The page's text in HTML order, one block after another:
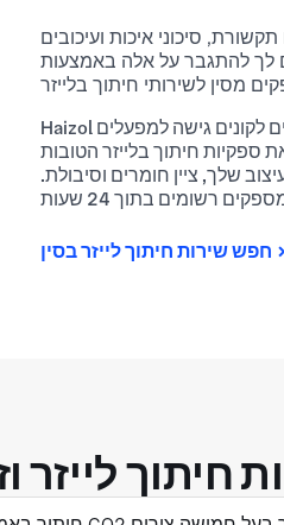
סיכוני איכות ועיכובים
לך להתגבר על אלה באמצעות
Haizol מופיע כשוק המוביל לרכיבים מדויקים בתעשייה. אנו מספקים לקונים גישה למפעלים
חיתוך בלייזר הטובות
שלך, ציין חומרים וסיבולת.
חפש שירות חיתוך לייזר בסין
חיתוך